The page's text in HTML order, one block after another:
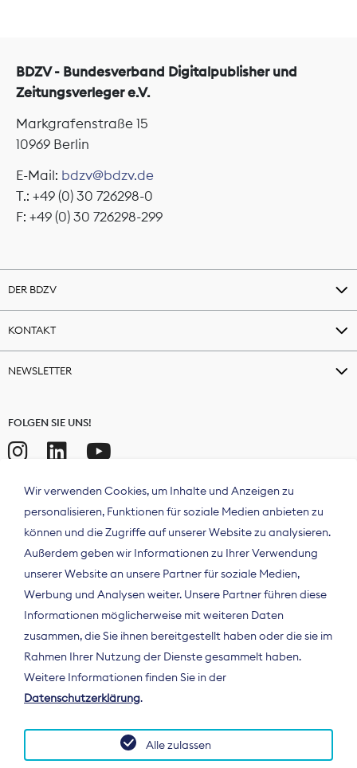
BDZV - Bundesverband Digitalpublisher und
Zeitungsverleger e.V.
Markgrafenstraße 15
10969 Berlin
E-Mail: bdzv@bdzv.de
T.: +49 (0) 30 726298-0
F: +49 (0) 30 726298-299
DER BDZV
KONTAKT
NEWSLETTER
FOLGEN SIE UNS!
Der Bundesverband Digitalpublisher und
Zeitungsverleger (BDZV) vertritt als
Spitzenorganisation die Interessen der
Deutschland und auf EU-Ebene.
Wir verwenden Cookies, um Inhalte und Anzeigen zu
personalisieren, Funktionen für soziale Medien anbieten zu
können und die Zugriffe auf unserer Website zu analysieren.
Außerdem geben wir Informationen zu Ihrer Verwendung
unserer Website an unsere Partner für soziale Medien,
Werbung und Analysen weiter. Unsere Partner führen diese
Informationen möglicherweise mit weiteren Daten
zusammen, die Sie ihnen bereitgestellt haben oder die sie im
Rahmen Ihrer Nutzung der Dienste gesammelt haben.
Weitere Informationen finden Sie in der
Datenschutzerklärung.
Alle zulassen